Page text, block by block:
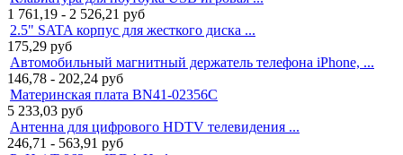
1 761,19 - 2 526,21 руб
2.5" SATA корпус для жесткого диска ...
175,29 руб
Автомобильный магнитный держатель телефона iPhone, ...
146,78 - 202,24 руб
Материнская плата BN41-02356C
5 233,03 руб
Антенна для цифрового HDTV телевидения ...
246,71 - 563,91 руб